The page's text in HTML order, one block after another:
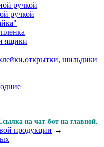
ручкой
ручкой
ящики
шильдики
на чат-бот на
продукции →